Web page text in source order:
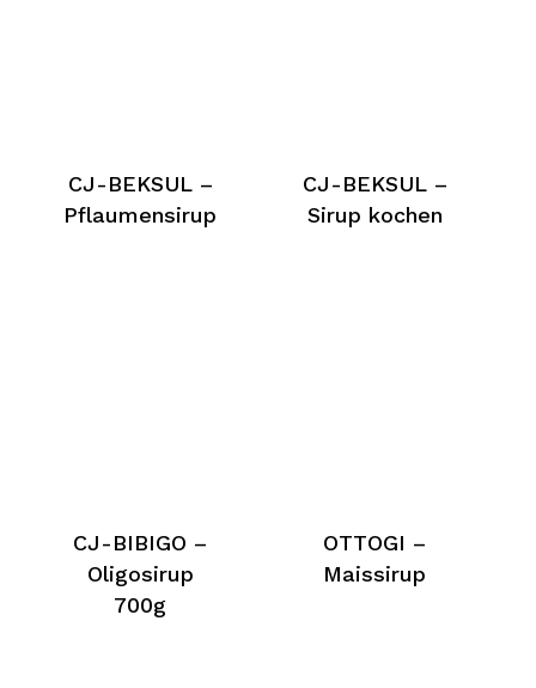
CJ-BEKSUL –
Pflaumensirup
CJ-BEKSUL –
Sirup kochen
CJ-BIBIGO –
Oligosirup
700g
OTTOGI –
Maissirup